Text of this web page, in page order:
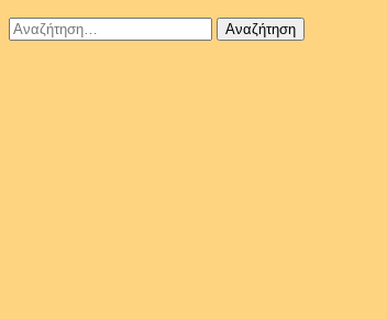
Αναζήτηση
για: